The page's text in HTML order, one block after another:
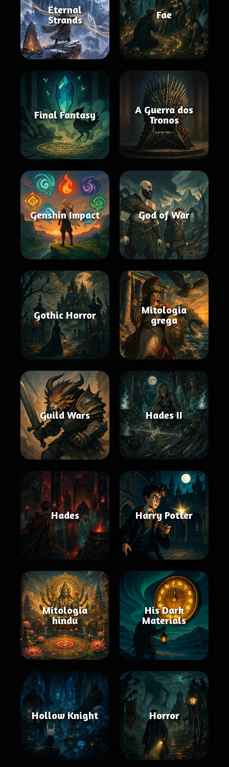
Eternal
Strands
Fae
Final Fantasy
A Guerra dos
Tronos
Genshin Impact God of War
Gothic Horror
Mitologia
grega
Guild Wars Hades II
Hades Harry Potter
Mitologia
hindu
His Dark
Materials
Hollow Knight Horror